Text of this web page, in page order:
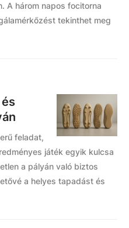
A három napos focitorna
tekinthet meg
feladat,
játék egyik kulcsa
a pályán való biztos
a helyes tapadást és